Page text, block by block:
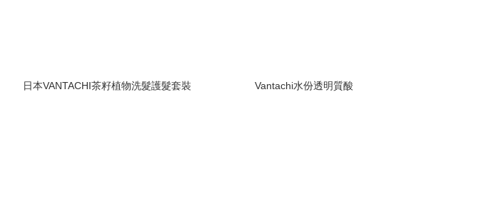
日本VANTACHI茶籽植物洗髮護髮套裝 Vantachi水份透明質酸